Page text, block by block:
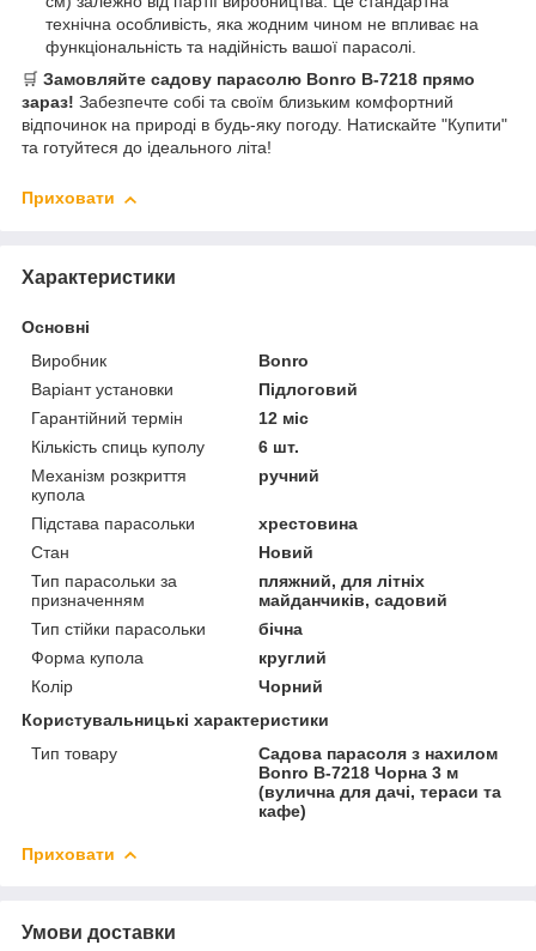
технічна особливість, яка жодним чином не впливає на
функціональність та надійність вашої парасолі.
🛒 Замовляйте садову парасолю Bonro B-7218 прямо
зараз! Забезпечте собі та своїм близьким комфортний
відпочинок на природі в будь-яку погоду. Натискайте "Купити"
та готуйтеся до ідеального літа!
Приховати
Характеристики
Основні
Виробник
Bonro
Варіант установки
Підлоговий
Гарантійний термін
12 міс
Кількість спиць куполу
6 шт.
Механізм розкриття
купола
ручний
Підстава парасольки
хрестовина
Стан
Новий
Тип парасольки за
призначенням
пляжний, для літніх
майданчиків, садовий
Тип стійки парасольки
бічна
Форма купола
круглий
Колір
Чорний
Користувальницькі характеристики
Тип товару
Садова парасоля з нахилом
Bonro B-7218 Чорна 3 м
(вулична для дачі, тераси та
кафе)
Приховати
Умови доставки